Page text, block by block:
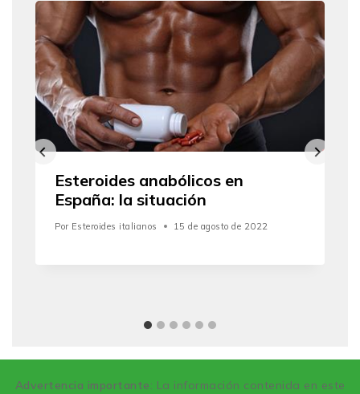
Esteroides anabólicos en
España: la situación
Por Esteroides italianos 15 de agosto de 2022
Advertencia importante: La información contenida en este